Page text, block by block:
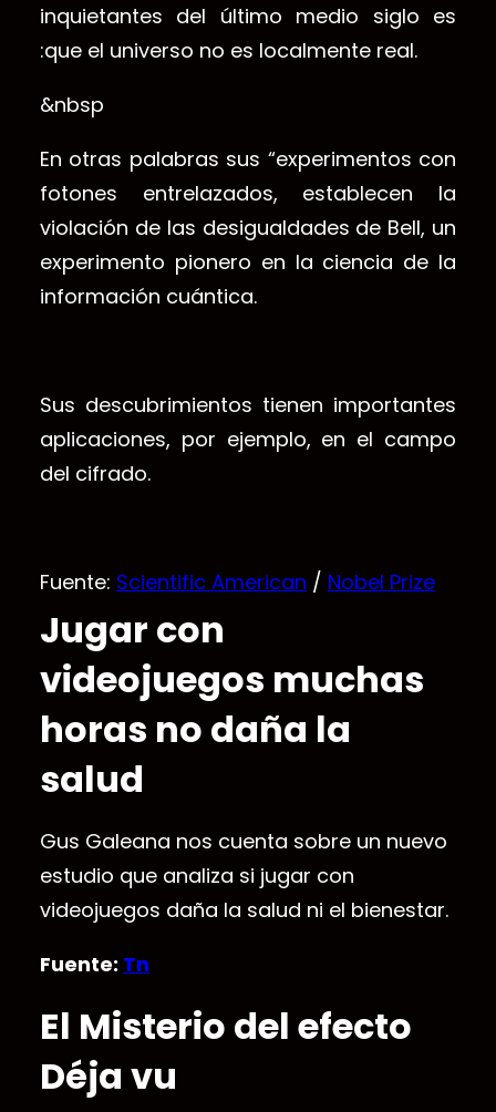
inquietantes del último medio siglo es
:que el universo no es localmente real.
&nbsp
En otras palabras sus “experimentos con
fotones entrelazados, establecen la
violación de las desigualdades de Bell, un
experimento pionero en la ciencia de la
información cuántica.
Sus descubrimientos tienen importantes
aplicaciones, por ejemplo, en el campo
del cifrado.
Fuente: Scientific American / Nobel Prize
Jugar con
videojuegos muchas
horas no daña la
salud
Gus Galeana nos cuenta sobre un nuevo
estudio que analiza si jugar con
videojuegos daña la salud ni el bienestar.
Fuente: Tn
El Misterio del efecto
Déja vu